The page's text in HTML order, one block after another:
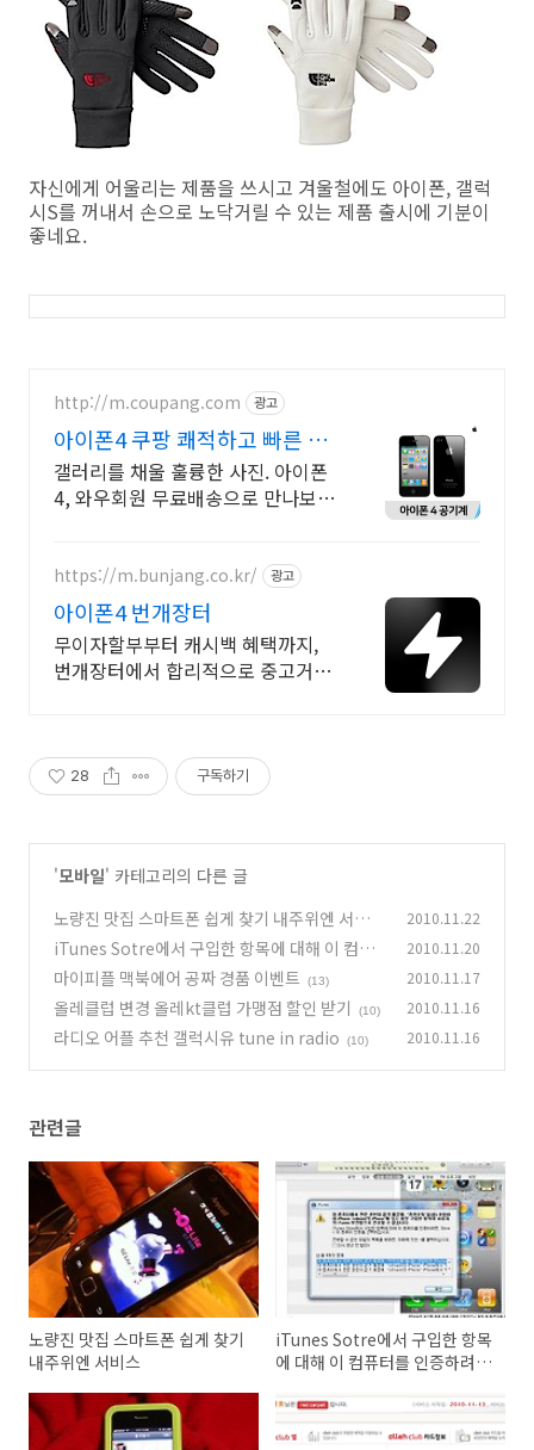
자신에게 어울리는 제품을 쓰시고 겨울철에도 아이폰, 갤럭
시S를 꺼내서 손으로 노닥거릴 수 있는 제품 출시에 기분이
좋네요.
http://m.coupang.com 광고
아이폰4 쿠팡 쾌적하고 빠른 속
도
갤러리를 채울 훌륭한 사진. 아이폰
4, 와우회원 무료배송으로 만나보세
럼 담아보세요.
https://m.bunjang.co.kr/ 광고
아이폰4 번개장터
무이자할부부터 캐시백 혜택까지,
번개장터에서 합리적으로 중고거래
28 구독하기
'모바일' 카테고리의 다른 글
노량진 맛집 스마트폰 쉽게 찾기 내주위엔 서비스
(10)
2010.11.22
iTunes Sotre에서 구입한 항목에 대해 이 컴퓨
터를 인증하려면, Store 이 컴퓨터 인증을 선택
하십시오 아이폰4 동기화 에러
(26)
2010.11.20
마이피플 맥북에어 공짜 경품 이벤트 (13) 2010.11.17
올레클럽 변경 올레kt클럽 가맹점 할인 받기 (10) 2010.11.16
라디오 어플 추천 갤럭시유 tune in radio (10) 2010.11.16
관련글
노량진 맛집 스마트폰 쉽게 찾기
내주위엔 서비스
iTunes Sotre에서 구입한 항목
에 대해 이 컴퓨터를 인증하려
택하십시오 아이폰4 동기화 에
러